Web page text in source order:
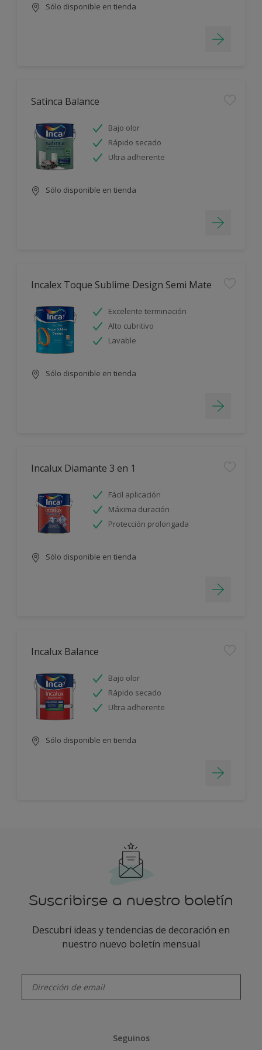
Sólo disponible en tienda
Satinca Balance
Bajo olor
Rápido secado
Ultra adherente
Sólo disponible en tienda
Incalex Toque Sublime Design Semi Mate
Excelente terminación
Alto cubritivo
Lavable
Sólo disponible en tienda
Incalux Diamante 3 en 1
Fácil aplicación
Máxima duración
Protección prolongada
Sólo disponible en tienda
Incalux Balance
Bajo olor
Rápido secado
Ultra adherente
Sólo disponible en tienda
Suscribirse a nuestro boletín
Descubrí ideas y tendencias de decoración en
nuestro nuevo boletín mensual
Seguinos